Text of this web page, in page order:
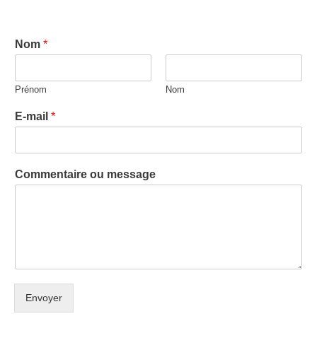
Nom *
Prénom Nom
E-mail *
Commentaire ou message
Envoyer